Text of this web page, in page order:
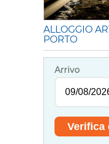
ALLOGGIO
PORTO
Arrivo